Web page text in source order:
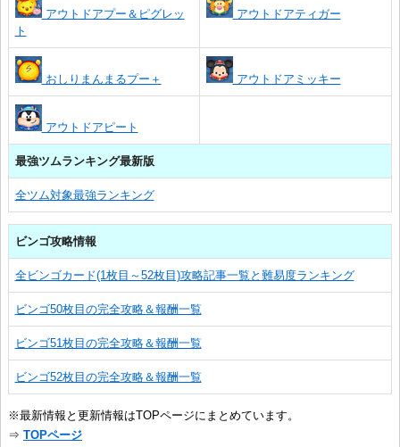
アウトドアプー＆ピグレッ
ト
アウトドアティガー
おしりまんまるプー＋ アウトドアミッキー
アウトドアピート
最強ツムランキング最新版
全ツム対象最強ランキング
ビンゴ攻略情報
全ビンゴカード(1枚目～52枚目)攻略記事一覧と難易度ランキング
ビンゴ50枚目の完全攻略＆報酬一覧
ビンゴ51枚目の完全攻略＆報酬一覧
ビンゴ52枚目の完全攻略＆報酬一覧
※最新情報と更新情報はTOPページにまとめています。
⇒ TOPページ